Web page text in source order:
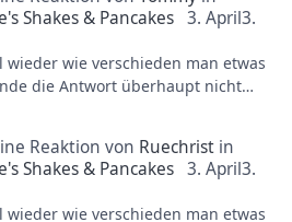
Shakes & Pancakes 3. April3.
wieder wie verschieden man etwas
die Antwort überhaupt nicht
Reaktion von Ruechrist in
Shakes & Pancakes 3. April3.
wieder wie verschieden man etwas